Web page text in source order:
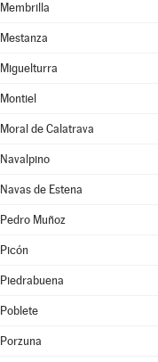
Membrilla
Mestanza
Miguelturra
Montiel
Moral de Calatrava
Navalpino
Navas de Estena
Pedro Muñoz
Picón
Piedrabuena
Poblete
Porzuna